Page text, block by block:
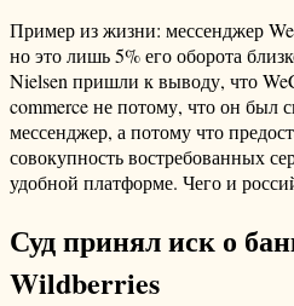
Пример из жизни: мессенджер
но это лишь 5% его оборота
Nielsen пришли к выводу, что
commerce не потому, что он был
мессенджер, а потому что
совокупность востребованных
удобной платформе. Чего и
Суд принял иск о
Wildberries